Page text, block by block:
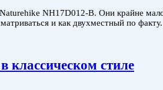
NH17D012-B. Они крайне
и как двухместный по факту.
стиле